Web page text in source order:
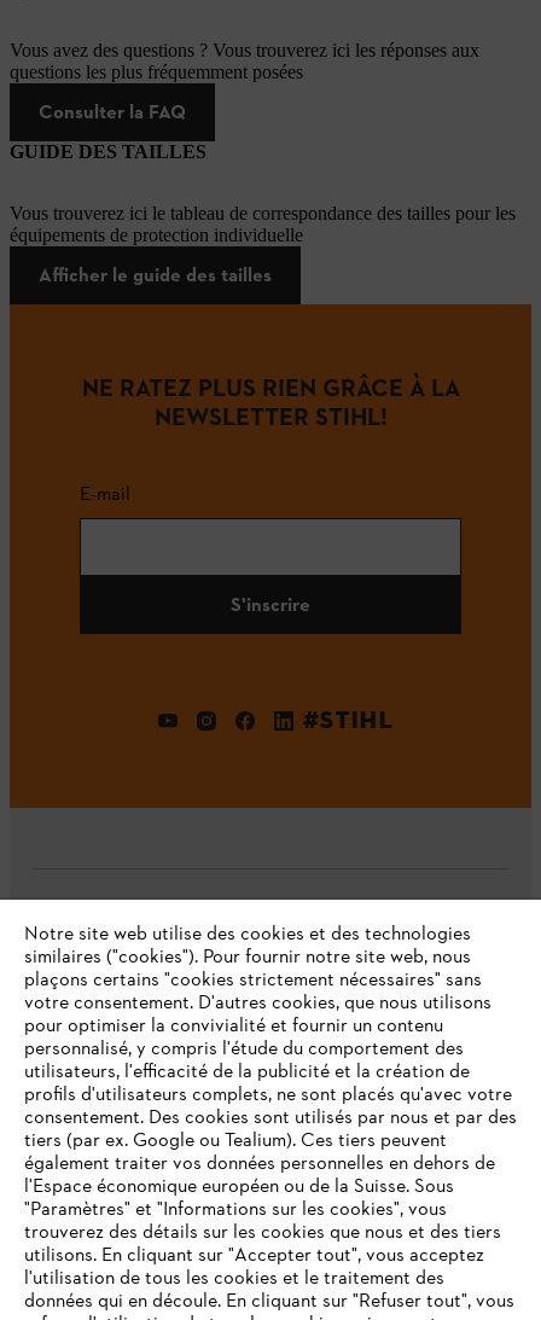
Vous avez des questions ? Vous trouverez ici les réponses aux
questions les plus fréquemment posées
Consulter la FAQ
GUIDE DES TAILLES
Vous trouverez ici le tableau de correspondance des tailles pour les
équipements de protection individuelle
Afficher le guide des tailles
NE RATEZ PLUS RIEN GRÂCE À LA
NEWSLETTER STIHL!
E-mail
S'inscrire
#STIHL
L'Entreprise
Questions fréquentes
Service
Politique de protection des données
VOTRE NAVIGATEUR INTERNET
N'EST PLUS PRIS EN CHARGE
Notre site web utilise des cookies et des technologies
similaires ("cookies"). Pour fournir notre site web, nous
plaçons certains "cookies strictement nécessaires" sans
votre consentement. D'autres cookies, que nous utilisons
pour optimiser la convivialité et fournir un contenu
personnalisé, y compris l'étude du comportement des
utilisateurs, l'efficacité de la publicité et la création de
profils d'utilisateurs complets, ne sont placés qu'avec votre
consentement. Des cookies sont utilisés par nous et par des
tiers (par ex. Google ou Tealium). Ces tiers peuvent
également traiter vos données personnelles en dehors de
l'Espace économique européen ou de la Suisse. Sous
"Paramètres" et "Informations sur les cookies", vous
trouverez des détails sur les cookies que nous et des tiers
utilisons. En cliquant sur "Accepter tout", vous acceptez
l'utilisation de tous les cookies et le traitement des
données qui en découle. En cliquant sur "Refuser tout", vous